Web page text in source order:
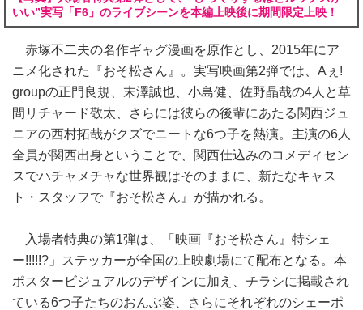
いい”実写「F6」のライブシーンを本編上映後に期間限定上映！
赤塚不二夫の名作ギャグ漫画を原作とし、2015年にア
ニメ化された『おそ松さん』。実写映画第2弾では、Aぇ!
groupの正門良規、末澤誠也、小島健、佐野晶哉の4人と草
間リチャード敬太、さらには彼らの後輩にあたる関西ジュ
ニアの西村拓哉がクズでニートな6つ子を熱演。主演の6人
全員が関西出身ということで、関西仕込みのコメディセン
スでハチャメチャな世界観はそのままに、新たなキャス
ト・スタッフで『おそ松さん』が描かれる。
入場者特典の第1弾は、「映画『おそ松さん』特シェ
ー!!!!!?」ステッカーが全国の上映劇場にて配布となる。本
ポスタービジュアルのデザインに加え、チラシに掲載され
ている6つ子たちのおんぶ姿、さらにそれぞれのシェーポ